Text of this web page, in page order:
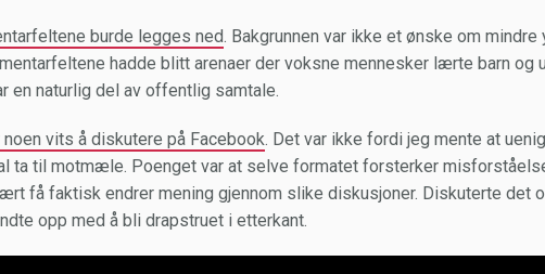
burde legges ned. Bakgrunnen var ikke et ønske om
hadde blitt arenaer der voksne mennesker lærte barn og
en naturlig del av offentlig samtale.
noen vits å diskutere på Facebook. Det var ikke fordi jeg mente at
ta til motmæle. Poenget var at selve formatet forsterker
få faktisk endrer mening gjennom slike diskusjoner. Diskuterte det
opp med å bli drapstruet i etterkant.